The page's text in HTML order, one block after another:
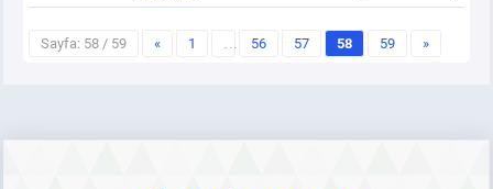
Sayfa: 58 / 59 « 1 … 56 57 58 59 »